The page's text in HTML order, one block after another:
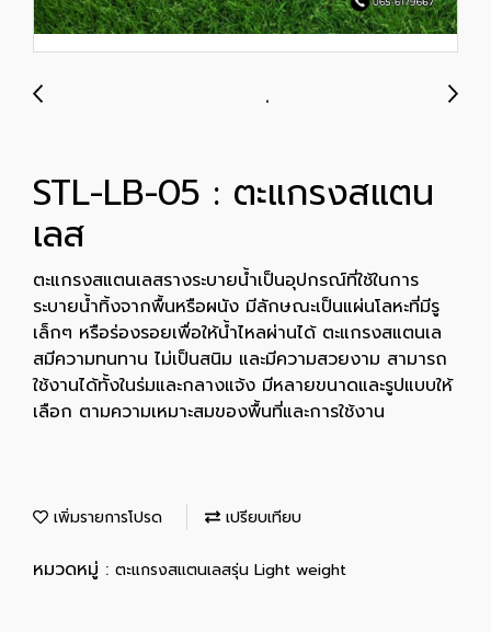
STL-LB-05 : ตะแกรงสแตน
เลส
ตะแกรงสแตนเลสรางระบายน้ำเป็นอุปกรณ์ที่ใช้ในการ
ระบายน้ำทิ้งจากพื้นหรือผนัง มีลักษณะเป็นแผ่นโลหะที่มีรู
เล็กๆ หรือร่องรอยเพื่อให้น้ำไหลผ่านได้ ตะแกรงสแตนเล
สมีความทนทาน ไม่เป็นสนิม และมีความสวยงาม สามารถ
ใช้งานได้ทั้งในร่มและกลางแจ้ง มีหลายขนาดและรูปแบบให้
เลือก ตามความเหมาะสมของพื้นที่และการใช้งาน
เพิ่มรายการโปรด เปรียบเทียบ
หมวดหมู่ : ตะแกรงสแตนเลสรุ่น Light weight